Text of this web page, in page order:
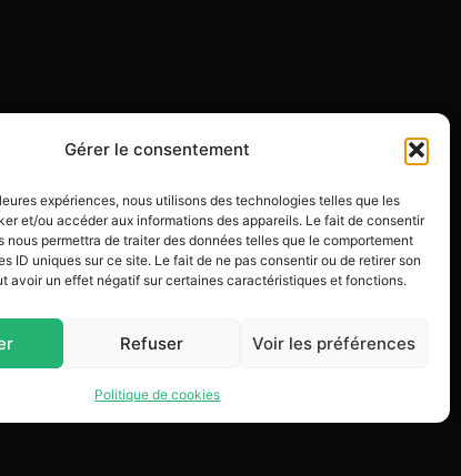
Gérer le consentement
expériences, nous utilisons des technologies telles que les
et/ou accéder aux informations des appareils. Le fait de consentir
nous permettra de traiter des données telles que le comportement
ID uniques sur ce site. Le fait de ne pas consentir ou de retirer son
avoir un effet négatif sur certaines caractéristiques et fonctions.
Refuser Voir les préférences
Politique de cookies